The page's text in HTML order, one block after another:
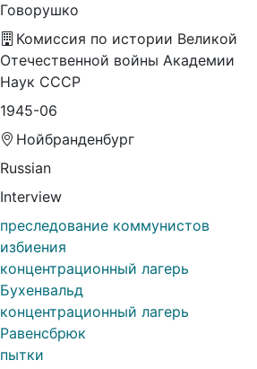
Говорушко
Комиссия по истории Великой
Отечественной войны Академии
Наук СССР
1945-06
Нойбранденбург
Russian
Interview
преследование коммунистов
избиения
концентрационный лагерь
Бухенвальд
концентрационный лагерь
Равенсбрюк
пытки